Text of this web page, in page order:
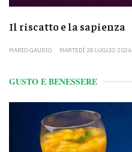
Il riscatto e la sapienza
MARIO GAUDIO MARTEDÌ 28 LUGLIO 2026
GUSTO E BENESSERE